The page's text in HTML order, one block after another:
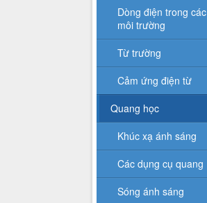
Dòng điện trong các
môi trường
Từ trường
Cảm ứng điện từ
Quang học
Khúc xạ ánh sáng
Các dụng cụ quang
Sóng ánh sáng